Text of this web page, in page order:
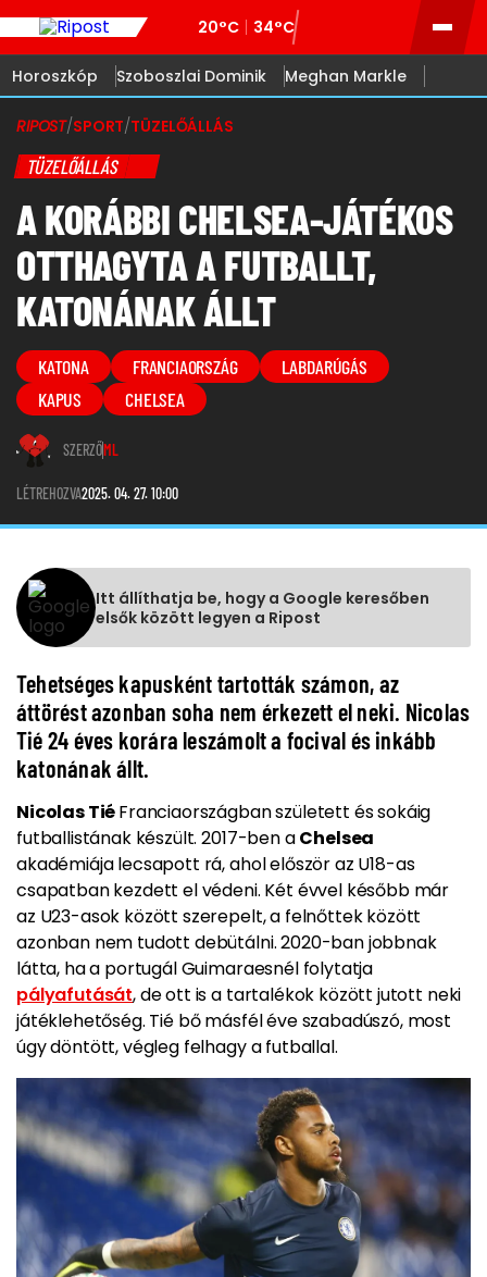
20°C 34°C
Horoszkóp Szoboszlai Dominik Meghan Markle
RIPOST/SPORT/TÜZELŐÁLLÁS
TÜZELŐÁLLÁS
A KORÁBBI CHELSEA-JÁTÉKOS
OTTHAGYTA A FUTBALLT,
KATONÁNAK ÁLLT
KATONA FRANCIAORSZÁG
LABDARÚGÁS
KAPUS
CHELSEA
SZERZŐML
LÉTREHOZVA2025. 04. 27. 10:00
Itt állíthatja be, hogy a Google keresőben
elsők között legyen a Ripost
Tehetséges kapusként tartották számon, az
áttörést azonban soha nem érkezett el neki. Nicolas
Tié 24 éves korára leszámolt a focival és inkább
katonának állt.
Nicolas TiéFranciaországban született és sokáig
futballistának készült. 2017-ben aChelsea
akadémiája lecsapott rá, ahol először az U18-as
csapatban kezdett el védeni. Két évvel később már
az U23-asok között szerepelt, a felnőttek között
azonban nem tudott debütálni. 2020-ban jobbnak
látta, ha a portugál Guimaraesnél folytatja
pályafutását, de ott is a tartalékok között jutott neki
játéklehetőség. Tié bő másfél éve szabadúszó, most
úgy döntött, végleg felhagy a futballal.